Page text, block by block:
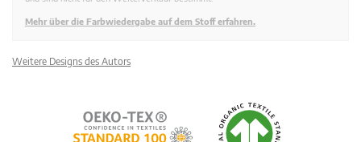
Mehr über die Farbwiedergabe auf dem Stoff erfahren.
Weitere Designs des Autors